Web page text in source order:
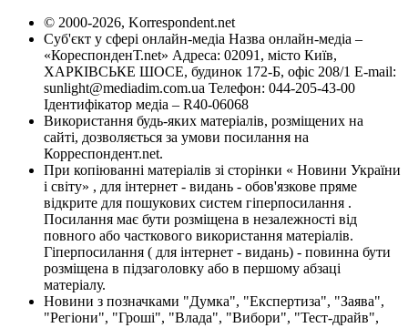
© 2000-2026, Korrespondent.net
Суб'єкт у сфері онлайн-медіа Назва онлайн-медіа –
«КореспонденТ.net» Адреса: 02091, місто Київ,
ХАРКІВСЬКЕ ШОСЕ, будинок 172-Б, офіс 208/1 E-mail:
sunlight@mediadim.com.ua Телефон: 044-205-43-00
Ідентифікатор медіа – R40-06068
Використання будь-яких матеріалів, розміщених на
сайті, дозволяється за умови посилання на
Корреспондент.net.
При копіюванні матеріалів зі сторінки « Новини України
і світу» , для інтернет - видань - обов'язкове пряме
відкрите для пошукових систем гіперпосилання .
Посилання має бути розміщена в незалежності від
повного або часткового використання матеріалів.
Гіперпосилання ( для інтернет - видань) - повинна бути
розміщена в підзаголовку або в першому абзаці
матеріалу.
Новини з позначками "Думка", "Експертиза", "Заява",
"Регіони", "Гроші", "Влада", "Вибори", "Тест-драйв",